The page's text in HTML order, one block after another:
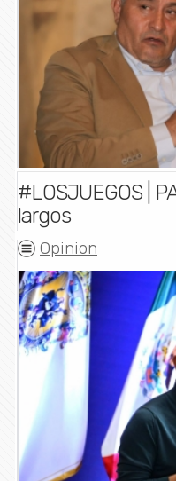
#LOSJUEGOS |
largos
Opinion